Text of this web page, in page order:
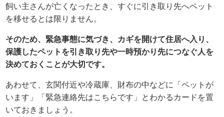
飼い主さんが亡くなったとき、すぐに引き取り先へペット
を移せるとは限りません。
そのため、緊急事態に気づき、カギを開けて住居へ入り、
保護したペットを引き取り先や一時預かり先につなぐ人を
決めておくことが大切です。
あわせて、玄関付近や冷蔵庫、財布の中などに「ペットが
います」「緊急連絡先はこちらです」とわかるカードを置
いておきましょう。